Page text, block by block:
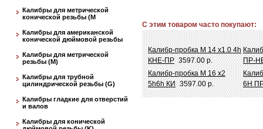
Калибры для метрической
конической резьбы (М
Калибры для американской
конической дюймовой резьбы
Калибры для метрической
резьбы (М)
Калибры для трубной
цилиндрической резьбы (G)
Калибры гладкие для отверстий
и валов
Калибры для конической
С этим товаром часто покупают:
Калибр-пробка М 14 х1.0 4h
КНЕ-ПР 3597.00 р.
ПР-
Калибр-пробка М 16 х2
5h6h КИ 3597.00 р.
6Н